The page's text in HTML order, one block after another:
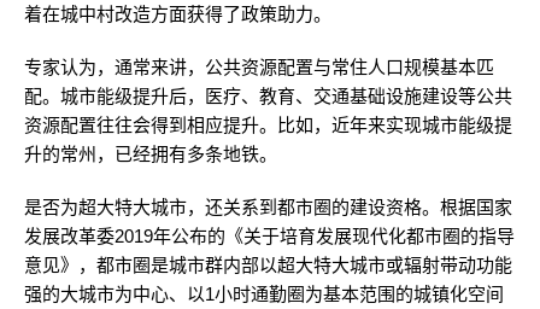
着在城中村改造方面获得了政策助力。
专家认为，通常来讲，公共资源配置与常住人口规模基本匹
配。城市能级提升后，医疗、教育、交通基础设施建设等公共
资源配置往往会得到相应提升。比如，近年来实现城市能级提
升的常州，已经拥有多条地铁。
是否为超大特大城市，还关系到都市圈的建设资格。根据国家
发展改革委2019年公布的《关于培育发展现代化都市圈的指导
意见》，都市圈是城市群内部以超大特大城市或辐射带动功能
强的大城市为中心、以1小时通勤圈为基本范围的城镇化空间